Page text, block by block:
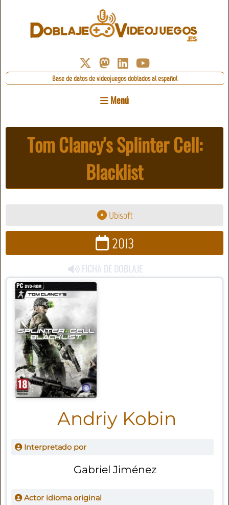
Base de datos de videojuegos doblados al español
Menú
Tom Clancy's Splinter Cell:
Blacklist
Ubisoft
2013
FICHA DE DOBLAJE
Andriy Kobin
Interpretado por
Gabriel Jiménez
Actor idioma original